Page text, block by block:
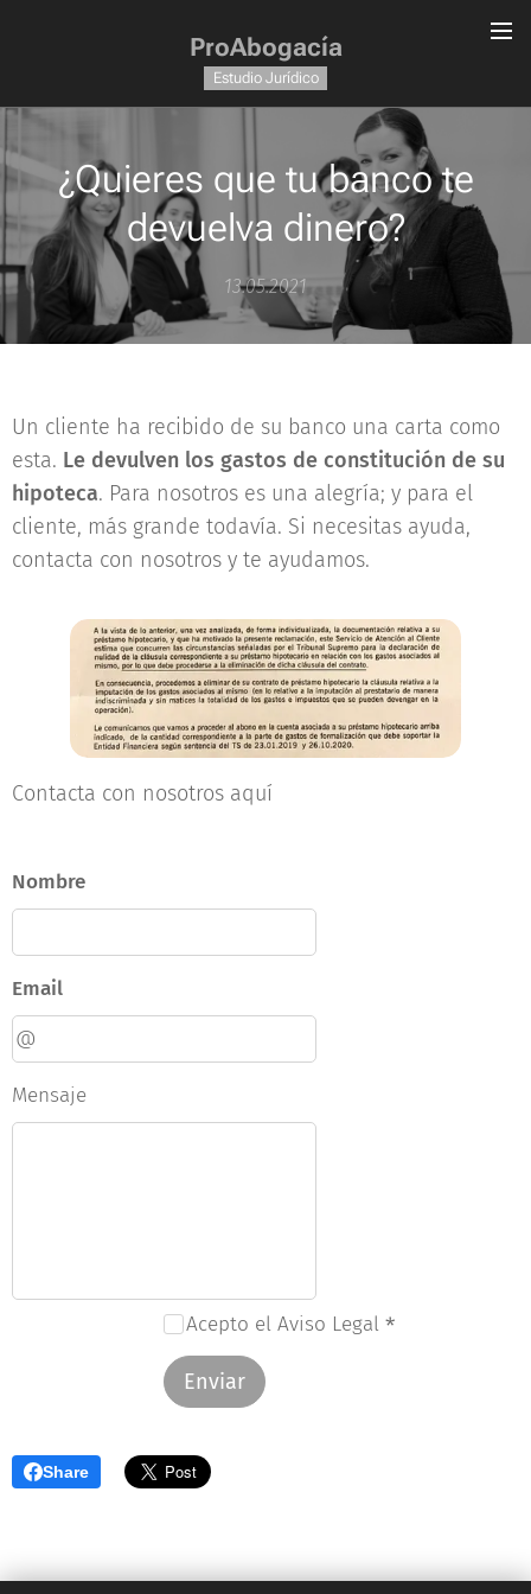
ProAbogacía
Estudio Jurídico
¿Quieres que tu banco te
devuelva dinero?
13.05.2021
Un cliente ha recibido de su banco una carta como
esta. Le devulven los gastos de constitución de su
hipoteca. Para nosotros es una alegría; y para el
cliente, más grande todavía. Si necesitas ayuda,
contacta con nosotros y te ayudamos.
Contacta con nosotros aquí
Nombre
Email
Mensaje
Acepto el Aviso Legal
Enviar
Share